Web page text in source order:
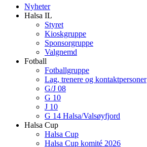
Nyheter
Halsa IL
Styret
Kioskgruppe
Sponsorgruppe
Valgnemd
Fotball
Fotballgruppe
Lag, trenere og kontaktpersoner
G/J 08
G 10
J 10
G 14 Halsa/Valsøyfjord
Halsa Cup
Halsa Cup
Halsa Cup komité 2026